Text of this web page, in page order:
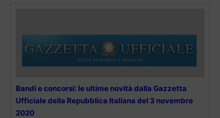
Bandi e concorsi: le ultime novità dalla Gazzetta
Ufficiale della Repubblica Italiana del 3 novembre
2020